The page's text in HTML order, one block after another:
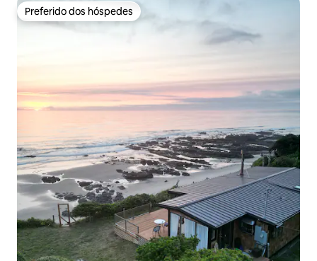
Preferido dos hóspedes
Preferido dos hóspedes